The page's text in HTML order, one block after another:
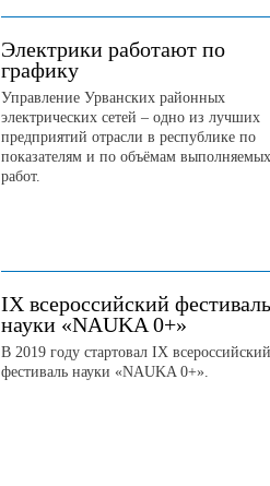
Электрики работают по
графику
Управление Урванских районных
электрических сетей – одно из лучших
предприятий отрасли в республике по
показателям и по объёмам выполняемых
работ.
IX всероссийский фестиваль
науки «NAUKA 0+»
В 2019 году стартовал IX всероссийский
фестиваль науки «NAUKA 0+».